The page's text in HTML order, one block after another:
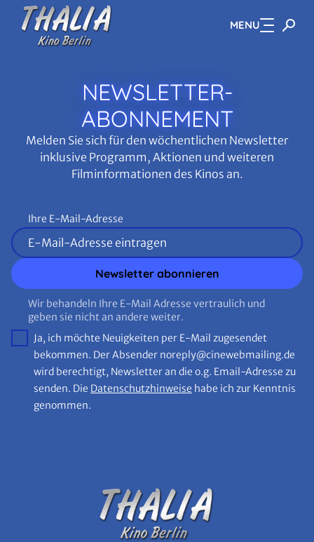
Zum Hauptinhalt springen MENU
NEWSLETTER-
ABONNEMENT
Melden Sie sich für den wöchentlichen Newsletter
inklusive Programm, Aktionen und weiteren
Filminformationen des Kinos an.
Ihre E-Mail-Adresse
Newsletter abonnieren
Wir behandeln Ihre E-Mail Adresse vertraulich und
geben sie nicht an andere weiter.
Ja, ich möchte Neuigkeiten per E-Mail zugesendet
bekommen. Der Absender noreply@cinewebmailing.de
wird berechtigt, Newsletter an die o.g. Email-Adresse zu
senden. Die Datenschutzhinweise habe ich zur Kenntnis
genommen.